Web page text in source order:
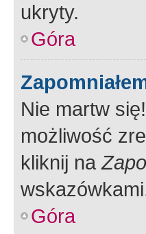
ukryty.
Góra
Nie martw
możliwość
kliknij na
Góra